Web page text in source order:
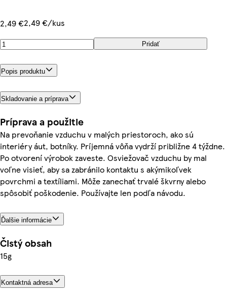
2,49 €2,49 €/kus
Pridať
Popis produktu
Skladovanie a príprava
Príprava a použitie
Na prevoňanie vzduchu v malých priestoroch, ako sú
interiéry áut, botníky. Príjemná vôňa vydrží približne 4 týždne.
Po otvorení výrobok zaveste. Osviežovač vzduchu by mal
voľne visieť, aby sa zabránilo kontaktu s akýmikoľvek
povrchmi a textíliami. Môže zanechať trvalé škvrny alebo
spôsobiť poškodenie. Používajte len podľa návodu.
Ďalšie informácie
Čistý obsah
15g
Kontaktná adresa